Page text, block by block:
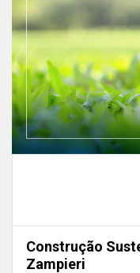
Construção
Zampieri